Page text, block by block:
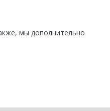
мы дополнительно